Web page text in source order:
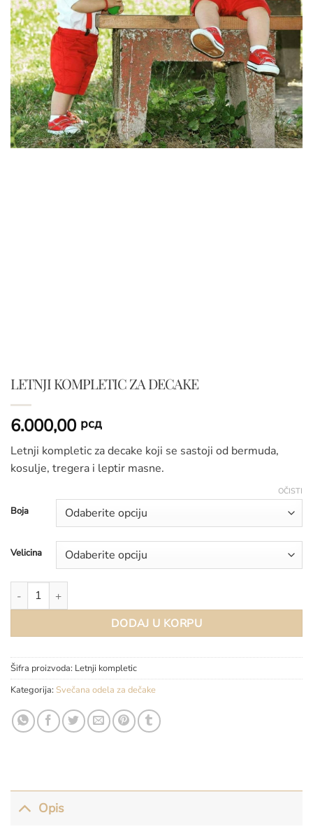
LETNJI KOMPLETIC ZA DECAKE
6.000,00 рсд
Letnji kompletic za decake koji se sastoji od bermuda,
kosulje, tregera i leptir masne.
Boja
Velicina
OČISTI
LETNJI KOMPLETIC ZA DECAKE količina
DODAJ U KORPU
Šifra proizvoda: Letnji kompletic
Kategorija: Svečana odela za dečake
Opis